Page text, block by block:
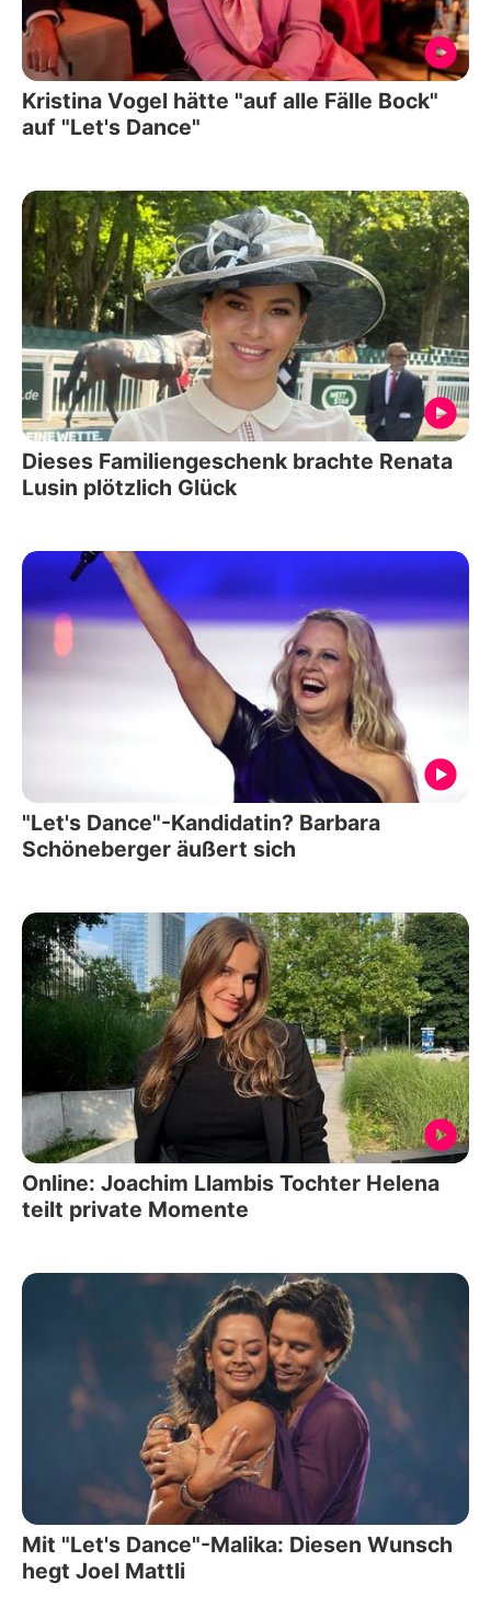
Kristina Vogel hätte "auf alle Fälle Bock"
auf "Let's Dance"
Dieses Familiengeschenk brachte Renata
Lusin plötzlich Glück
"Let's Dance"-Kandidatin? Barbara
Schöneberger äußert sich
Online: Joachim Llambis Tochter Helena
teilt private Momente
Mit "Let's Dance"-Malika: Diesen Wunsch
hegt Joel Mattli